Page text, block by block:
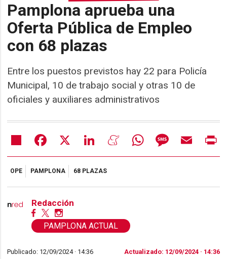
Pamplona aprueba una
Oferta Pública de Empleo
con 68 plazas
Entre los puestos previstos hay 22 para Policía
Municipal, 10 de trabajo social y otras 10 de
oficiales y auxiliares administrativos
Share Facebook LinkedIn MeneameWhatsAppMessageEmail
OPE PAMPLONA 68 PLAZAS
Redacción
PAMPLONA ACTUAL
Publicado: 12/09/2024 · 14:36 Actualizado: 12/09/2024 · 14:36